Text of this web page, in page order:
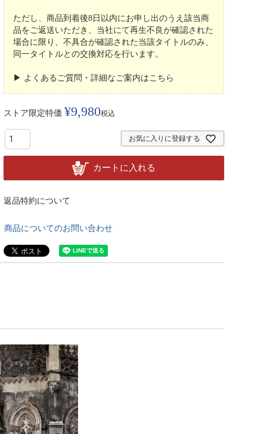
ただし、商品到着後8日以内にお申し出のうえ該当商
品をご返送いただき、当社にて再生不良が確認された
場合に限り、不具合が確認された当該タイトルのみ、
同一タイトルとの交換対応を行います。
▶︎ よくあるご質問・詳細なご案内はこちら
ストア限定特価 ¥9,980税込
お気に入りに登録する
カートに入れる
返品特約について
商品についてのお問い合わせ